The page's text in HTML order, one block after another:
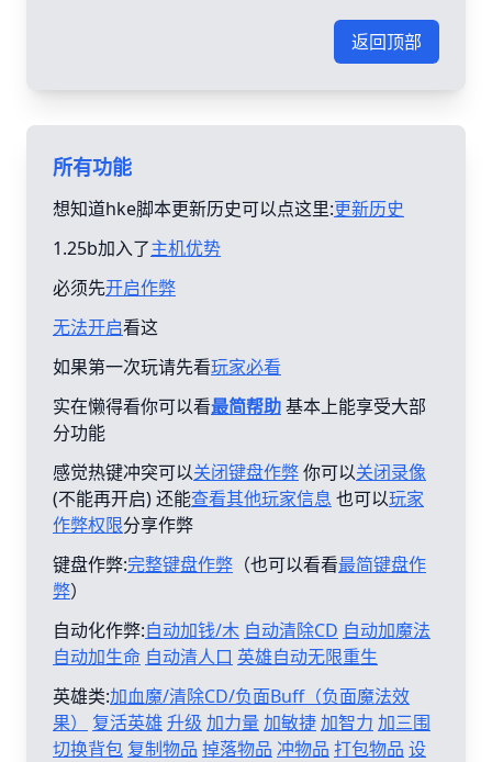
返回顶部
所有功能
想知道hke脚本更新历史可以点这里:更新历史
1.25b加入了主机优势
必须先开启作弊
无法开启看这
如果第一次玩请先看玩家必看
实在懒得看你可以看最简帮助基本上能享受大部
分功能
感觉热键冲突可以关闭键盘作弊你可以关闭录像
(不能再开启) 还能查看其他玩家信息 也可以玩家
作弊权限分享作弊
键盘作弊:完整键盘作弊 （也可以看看最简键盘作
弊）
自动化作弊:自动加钱/木 自动清除CD 自动加魔法
自动加生命 自动清人口 英雄自动无限重生
英雄类:加血魔/清除CD/负面Buff（负面魔法效
果）
复活英雄 升级 加力量 加敏捷加智力 加三围
切换背包 复制物品 掉落物品 冲物品 打包物品 设